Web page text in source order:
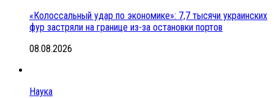
«Колоссальный удар по экономике»: 7,7 тысячи украинских
фур застряли на границе из-за остановки портов
08.08.2026
Наука